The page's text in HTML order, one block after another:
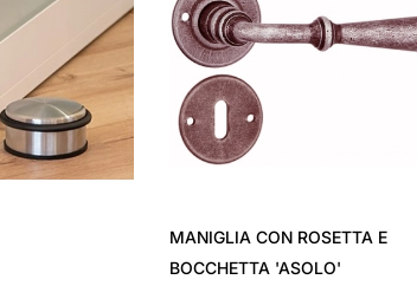
MANIGLIA CON ROSETTA E
BOCCHETTA 'ASOLO'